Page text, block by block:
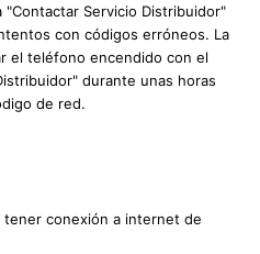
"Contactar Servicio Distribuidor"
con códigos erróneos. La
el teléfono encendido con el
durante unas horas
de red.
tener conexión a internet de